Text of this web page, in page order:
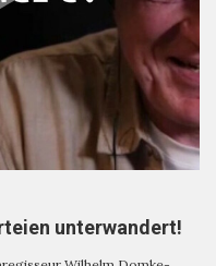
unterwandert!